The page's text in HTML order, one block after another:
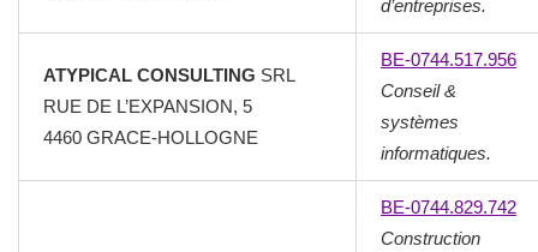
d’entreprises.
ATYPICAL CONSULTING SRL
RUE DE L’EXPANSION, 5
4460 GRACE-HOLLOGNE
BE-0744.517.956
Conseil &
systèmes
informatiques.
BE-0744.829.742
Construction